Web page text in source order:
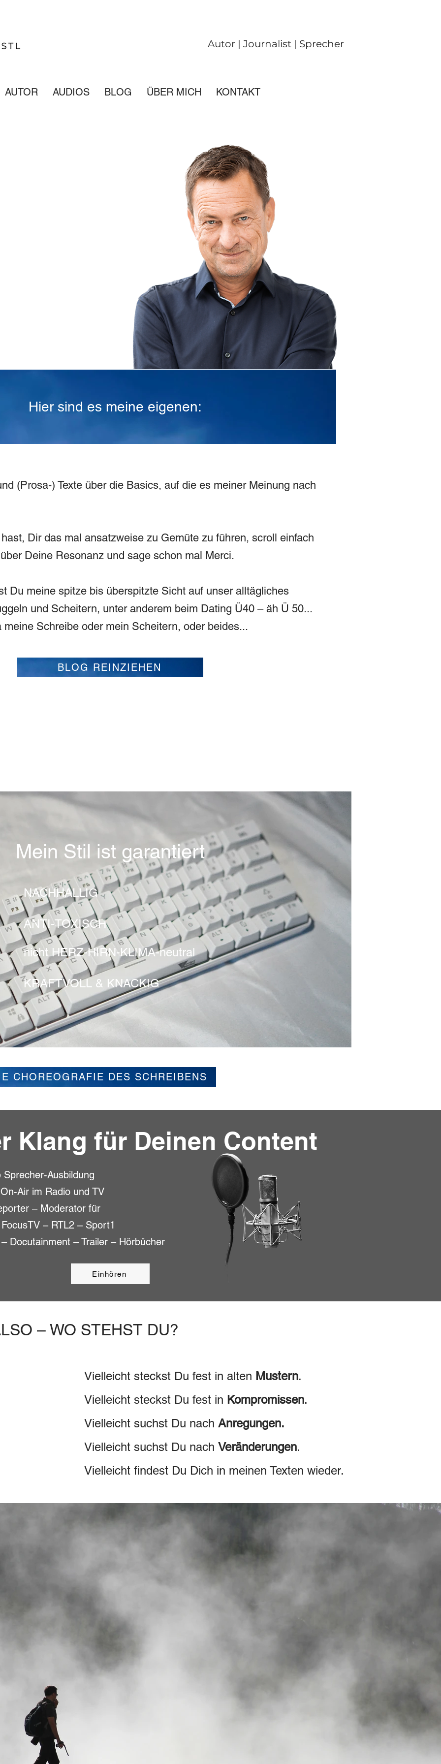
Autor | Journalist | Sprecher
AUTOR AUDIOS BLOG ÜBER MICH KONTAKT
Hier sind es meine eigenen:
(Prosa-) Texte über die Basics, auf die es meiner Meinung nach
Dir das mal ansatzweise zu Gemüte zu führen, scroll einfach
Deine Resonanz und sage schon mal Merci.
Du meine spitze bis überspitzte Sicht auf unser alltägliches
und Scheitern, unter anderem beim Dating Ü40 – äh Ü 50...
Schreibe oder mein Scheitern, oder beides...
BLOG REINZIEHEN
Mein Stil ist garantiert
NACHHALLIG
ANTI-TOXISCH
nicht HERZ-HIRN-KLIMA-neutral
KRAFTVOLL & KNACKIG
CHOREOGRAFIE DES SCHREIBENS
Klang für Deinen Content
Sprecher-Ausbildung
Air im Radio und TV
– Moderator für
– RTL2 – Sport1
Docutainment – Trailer – Hörbücher​
Einhören
– WO STEHST DU?
Vielleicht steckst Du fest in alten Mustern.
Vielleicht steckst Du fest in Kompromissen.
Vielleicht suchst Du nach Anregungen.
Vielleicht suchst Du nach Veränderungen.
Vielleicht findest Du Dich in meinen Texten wieder.